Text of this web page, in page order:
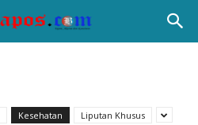
Kesehatan Liputan Khusus